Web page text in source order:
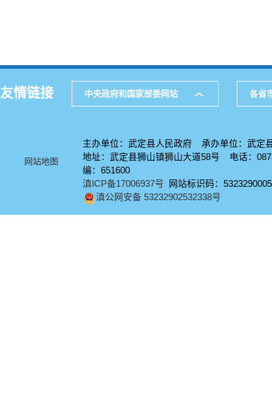
友情链接 中央政府和国家部委网站 各省
网站地图
主办单位：武定县人民政府 承办单位：武定
地址：武定县狮山镇狮山大道58号 电话：
编：651600
滇ICP备17006937号 网站标识码：5323290005
滇公网安备 53232902532338号